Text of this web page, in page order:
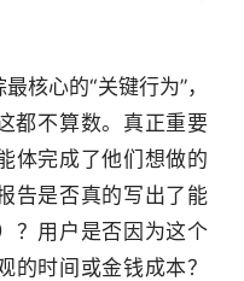
核心的“关键行为”，
都不算数。真正重要
体完成了他们想做的
告是否真的写出了能
？用户是否因为这个
的时间或金钱成本？